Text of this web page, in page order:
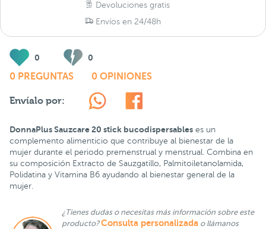
Devoluciones gratis
Envíos en 24/48h
0 0
0 PREGUNTAS 0 OPINIONES
Envíalo por:
DonnaPlus Sauzcare 20 stick bucodispersables es un
complemento alimenticio que contribuye al bienestar de la
mujer durante el periodo premenstrual y menstrual. Combina en
su composición Extracto de Sauzgatillo, Palmitoiletanolamida,
Polidatina y Vitamina B6 ayudando al bienestar general de la
mujer.
¿Tienes dudas o necesitas más información sobre este
producto?Consulta personalizada o llámanos